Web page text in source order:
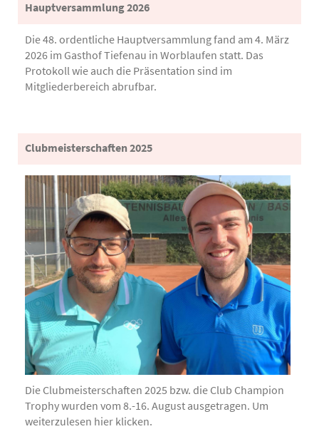
Hauptversammlung 2026
Die 48. ordentliche Hauptversammlung fand am 4. März
2026 im Gasthof Tiefenau in Worblaufen statt. Das
Protokoll wie auch die Präsentation sind im
Mitgliederbereich abrufbar.
Clubmeisterschaften 2025
Die Clubmeisterschaften 2025 bzw. die Club Champion
Trophy wurden vom 8.-16. August ausgetragen. Um
weiterzulesen hier klicken.